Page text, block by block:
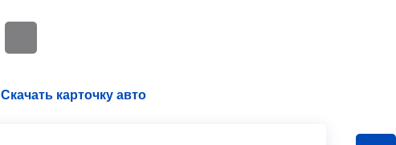
Скачать карточку авто